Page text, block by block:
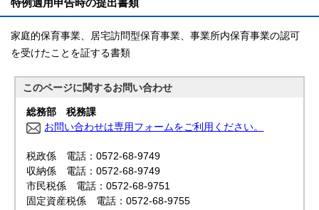
特例適用申告時の提出書類
家庭的保育事業、居宅訪問型保育事業、事業所内保育事業の認可
を受けたことを証する書類
このページに関するお問い合わせ
総務部 税務課
お問い合わせは専用フォームをご利用ください。
税政係 電話：0572-68-9749
収納係 電話：0572-68-9749
市民税係 電話：0572-68-9751
固定資産税係 電話：0572-68-9755